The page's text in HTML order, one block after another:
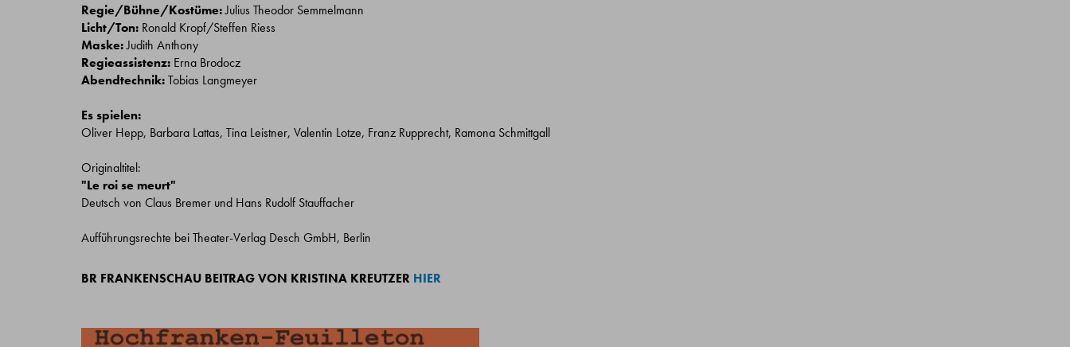
Regie/Bühne/Kostüme:Julius Theodor Semmelmann
Licht/Ton: Ronald Kropf/Steffen Riess
Maske:Judith Anthony
Regieassistenz: Erna Brodocz
Abendtechnik:Tobias Langmeyer
Es spielen:
Oliver Hepp, Barbara Lattas, Tina Leistner, Valentin Lotze, Franz Rupprecht, Ramona Schmittgall
Originaltitel:
"Le roi se meurt"
Deutsch von Claus Bremer und Hans Rudolf Stauffacher
Aufführungsrechte bei Theater-Verlag Desch GmbH, Berlin
BR FRANKENSCHAU BEITRAG VON KRISTINA KREUTZER HIER